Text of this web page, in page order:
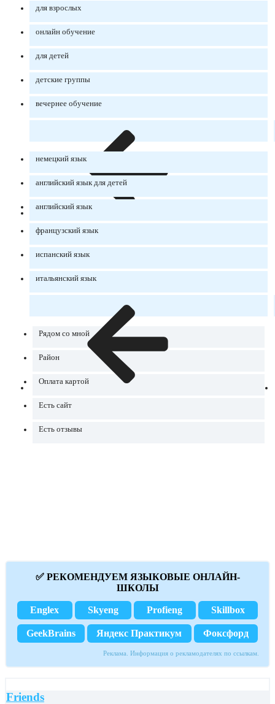
для взрослых
онлайн обучение
для детей
детские группы
вечернее обучение
немецкий язык
английский язык для детей
английский язык
французский язык
испанский язык
итальянский язык
Рядом со мной
Район
Оплата картой
Есть сайт
Есть отзывы
✅ РЕКОМЕНДУЕМ ЯЗЫКОВЫЕ ОНЛАЙН-
ШКОЛЫ
Englex Skyeng Profieng Skillbox
GeekBrains Яндекс Практикум Фоксфорд
Реклама. Информация о рекламодателях по ссылкам.
Friends